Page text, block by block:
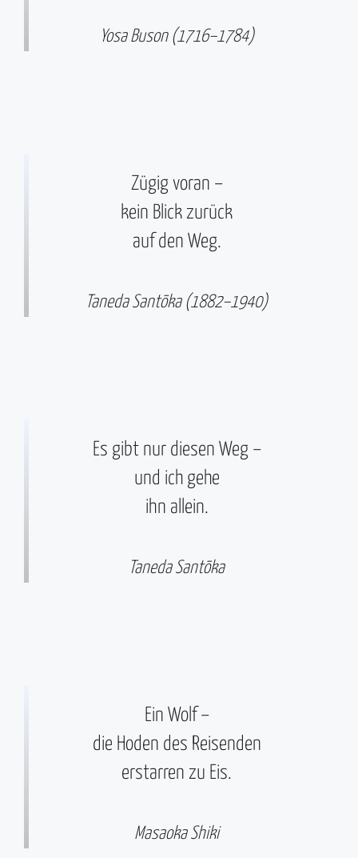
Yosa Buson (1716–1784)
Zügig voran –
kein Blick zurück
auf den Weg.
Taneda Santōka (1882–1940)
Es gibt nur diesen Weg –
und ich gehe
ihn allein.
Taneda Santōka
Ein Wolf –
die Hoden des Reisenden
erstarren zu Eis.
Masaoka Shiki